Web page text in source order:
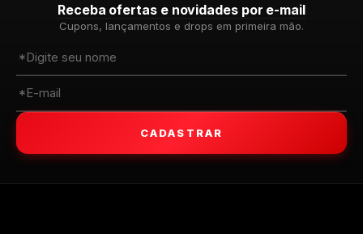
Receba ofertas e novidades por e-mail
Cupons, lançamentos e drops em primeira mão.
CADASTRAR